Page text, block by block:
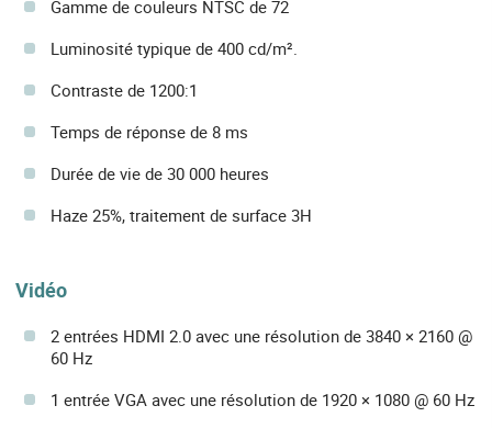
Gamme de couleurs NTSC de 72
Luminosité typique de 400 cd/m².
Contraste de 1200:1
Temps de réponse de 8 ms
Durée de vie de 30 000 heures
Haze 25%, traitement de surface 3H
Vidéo
2 entrées HDMI 2.0 avec une résolution de 3840 × 2160 @
60 Hz
1 entrée VGA avec une résolution de 1920 × 1080 @ 60 Hz